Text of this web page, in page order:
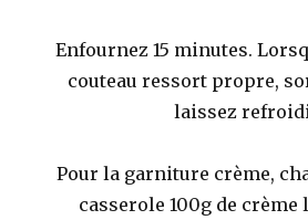
Enfournez 15 minutes.
couteau ressort propre,
laissez
Pour la garniture crème,
casserole 100g de crème